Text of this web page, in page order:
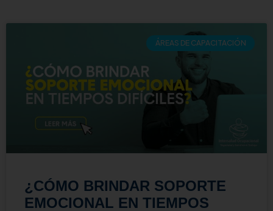
ÁREAS DE CAPACITACIÓN
¿CÓMO BRINDAR SOPORTE
EMOCIONAL EN TIEMPOS